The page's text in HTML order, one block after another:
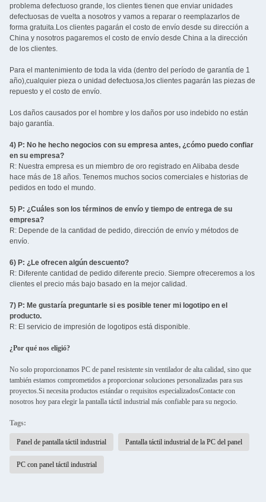
problema defectuoso grande, los clientes tienen que enviar unidades
defectuosas de vuelta a nosotros y vamos a reparar o reemplazarlos de
forma gratuita.Los clientes pagarán el costo de envío desde su dirección a
China y nosotros pagaremos el costo de envío desde China a la dirección
de los clientes.
Para el mantenimiento de toda la vida (dentro del período de garantía de 1
año),cualquier pieza o unidad defectuosa,los clientes pagarán las piezas de
repuesto y el costo de envío.
Los daños causados por el hombre y los daños por uso indebido no están
bajo garantía.
4) P: No he hecho negocios con su empresa antes, ¿cómo puedo confiar
en su empresa?
R: Nuestra empresa es un miembro de oro registrado en Alibaba desde
hace más de 18 años. Tenemos muchos socios comerciales e historias de
pedidos en todo el mundo.
5) P: ¿Cuáles son los términos de envío y tiempo de entrega de su
empresa?
R: Depende de la cantidad de pedido, dirección de envío y métodos de
envío.
6) P: ¿Le ofrecen algún descuento?
R: Diferente cantidad de pedido diferente precio. Siempre ofreceremos a los
clientes el precio más bajo basado en la mejor calidad.
7) P: Me gustaría preguntarle si es posible tener mi logotipo en el
producto.
R: El servicio de impresión de logotipos está disponible.
¿Por qué nos eligió?
No solo proporcionamos PC de panel resistente sin ventilador de alta calidad, sino que
también estamos comprometidos a proporcionar soluciones personalizadas para sus
proyectos.Si necesita productos estándar o requisitos especializadosContacte con
nosotros hoy para elegir la pantalla táctil industrial más confiable para su negocio.
Tags:
Panel de pantalla táctil industrial Pantalla táctil industrial de la PC del panel
PC con panel táctil industrial